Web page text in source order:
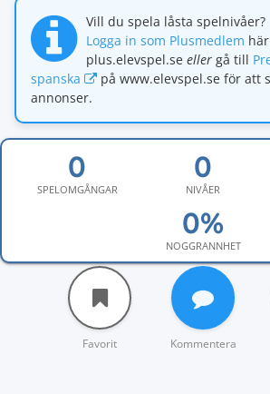
Vill du spela låsta spelnivåer?
Logga in som Plusmedlem
plus.elevspel.se eller gå till
spanska
på www.elevspel.se för att
annonser.
SPELOMGÅNGAR NIVÅER
NOGGRANNHET
Favorit Kommentera